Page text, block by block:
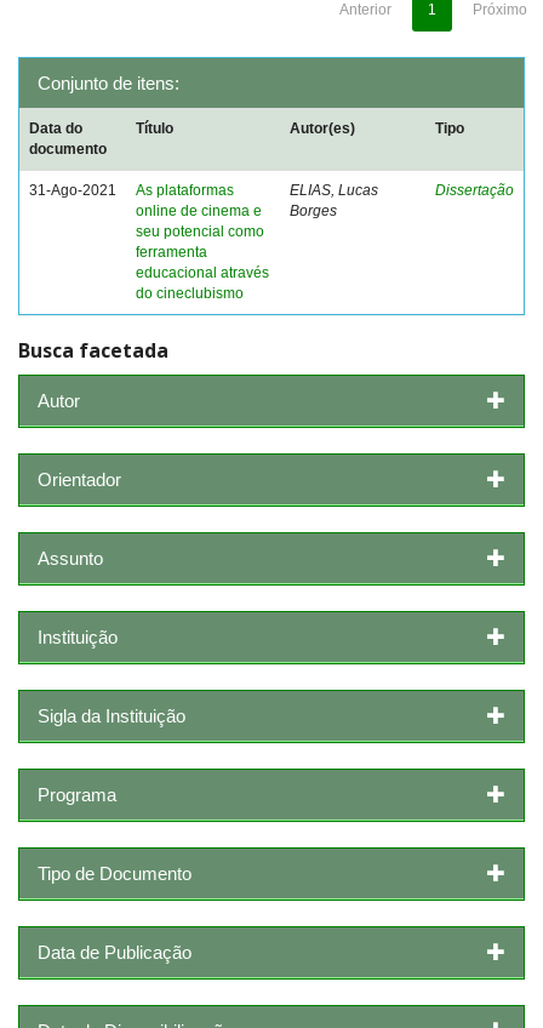
Anterior 1 Próximo
Conjunto de itens:
Data do
documento
Título Autor(es) Tipo
31-Ago-2021
As plataformas
online de cinema e
seu potencial como
ferramenta
educacional através
do cineclubismo
ELIAS, Lucas
Borges
Dissertação
Busca facetada
Autor
Orientador
Assunto
Instituição
Sigla da Instituição
Programa
Tipo de Documento
Data de Publicação